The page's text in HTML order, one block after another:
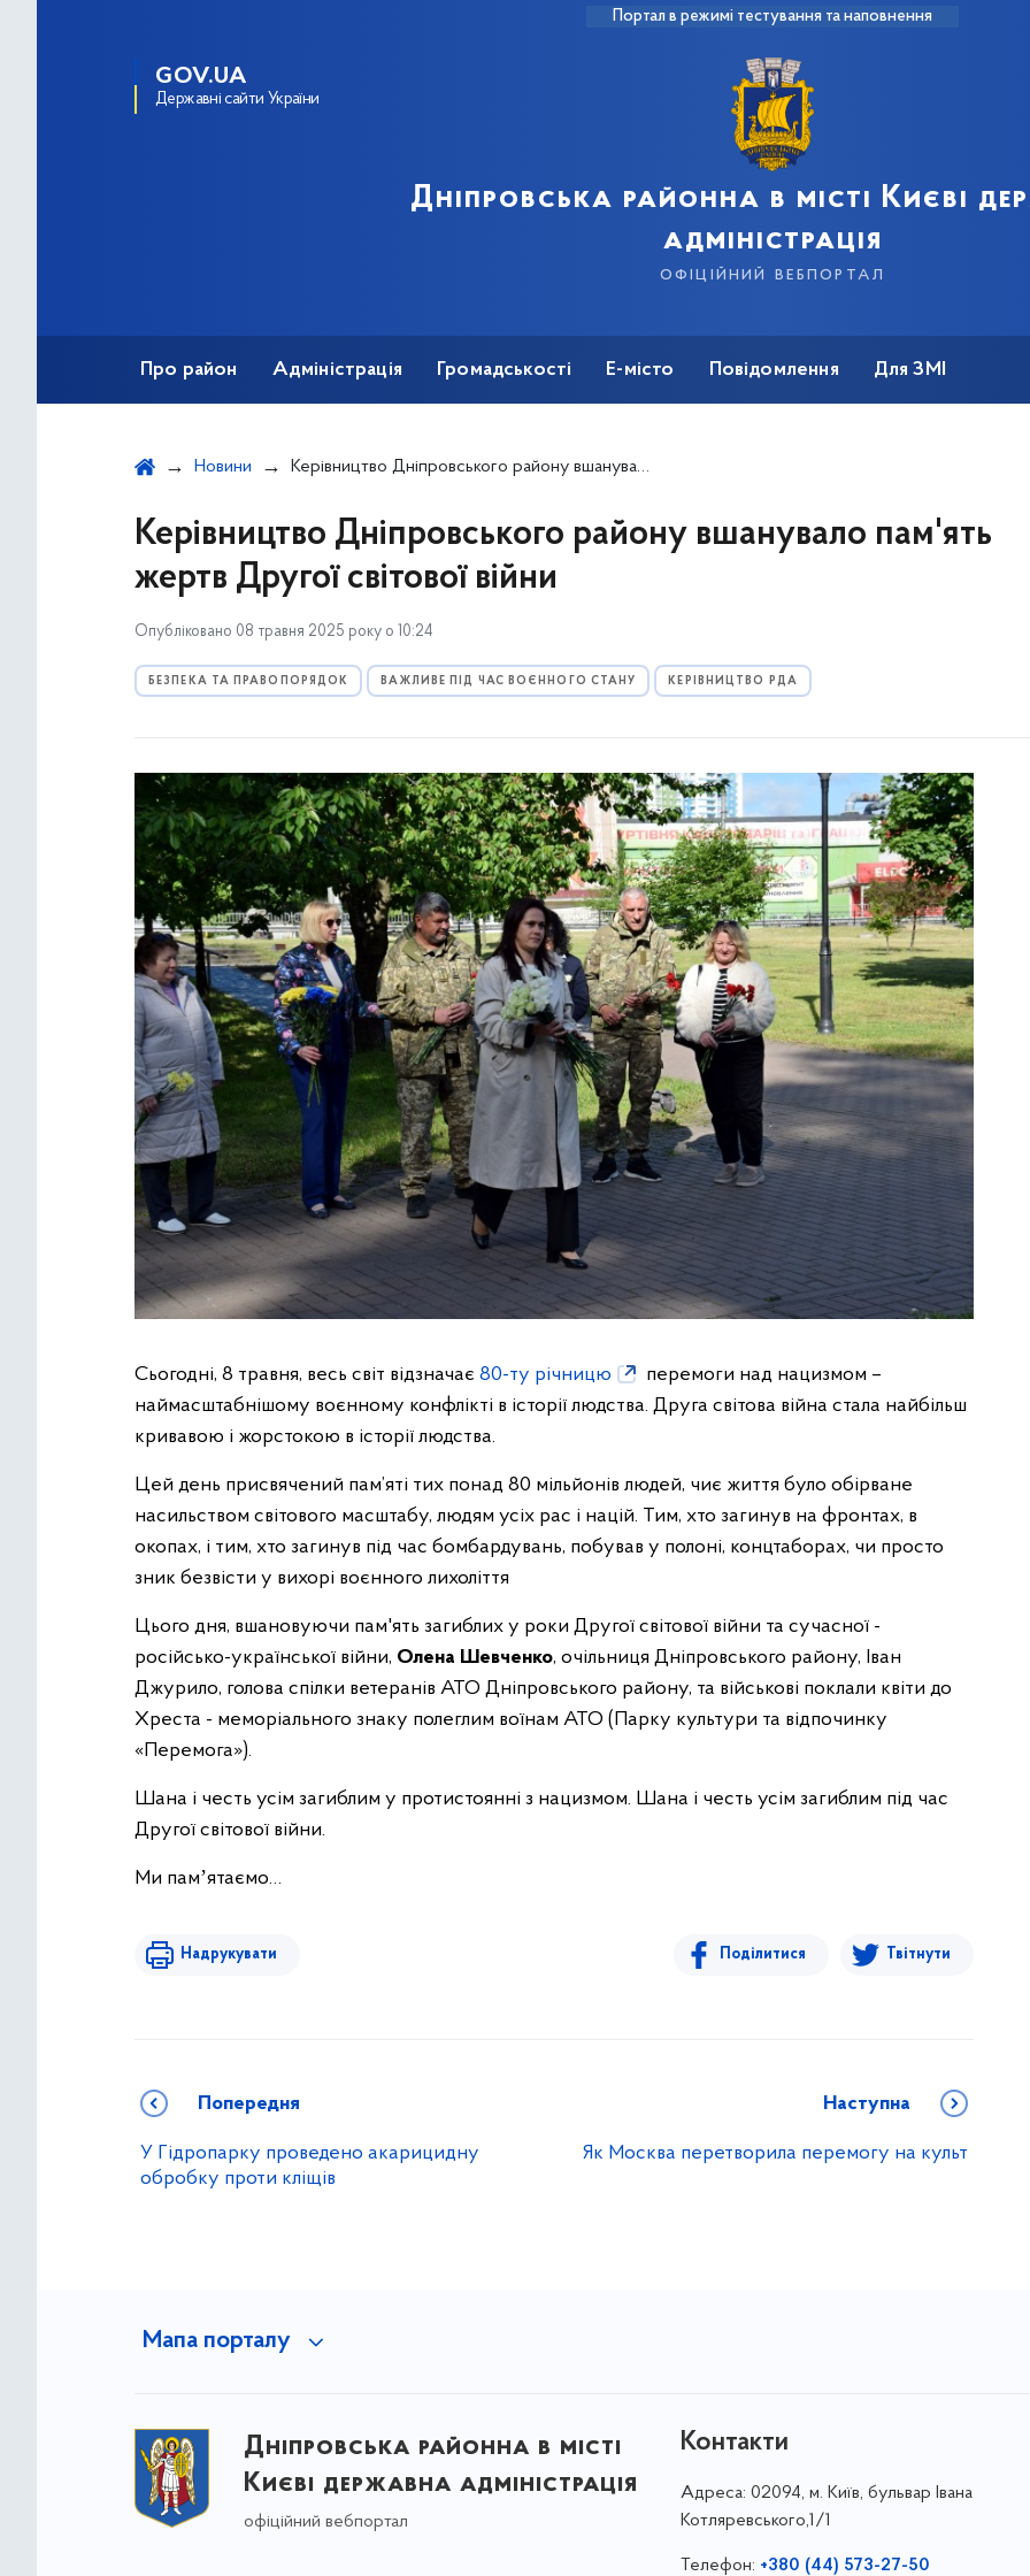
Портал в режимі тестування та наповнення
GOV.UA
Державні сайти України
Дніпровська районна в місті Києві
адміністрація
офіційний вебпортал
Про район Адміністрація Громадськості Е-місто Повідомлення Для ЗМІ
Новини Керівництво Дніпровського району вшанувало пам'ять жертв Другої світової війни
Керівництво Дніпровського району вшанувало пам'ять
жертв Другої світової війни
Опубліковано 08 травня 2025 року о 10:24
БЕЗПЕКА ТА ПРАВОПОРЯДОК ВАЖЛИВЕ ПІД ЧАС ВОЄННОГО СТАНУ КЕРІВНИЦТВО РДА
Сьогодні, 8 травня, весь світ відзначає 80-ту річницю
перемоги над нацизмом –
наймасштабнішому воєнному конфлікті в історії людства. Друга світова війна стала найбільш
кривавою і жорстокою в історії людства.
Цей день присвячений пам’яті тих понад 80 мільйонів людей, чиє життя було обірване
насильством світового масштабу, людям усіх рас і націй. Тим, хто загинув на фронтах, в
окопах, і тим, хто загинув під час бомбардувань, побував у полоні, концтаборах, чи просто
зник безвісти у вихорі воєнного лихоліття
Цього дня, вшановуючи пам'ять загиблих у роки Другої світової війни та сучасної -
російсько-української війни, Олена Шевченко, очільниця Дніпровського району, Іван
Джурило, голова спілки ветеранів АТО Дніпровського району, та військові поклали квіти до
Хреста - меморіального знаку полеглим воїнам АТО (Парку культури та відпочинку
«Перемога»).
Шана і честь усім загиблим у протистоянні з нацизмом. Шана і честь усім загиблим під час
Другої світової війни.
Ми памʼятаємо…
Надрукувати Поділитися Твітнути
Попередня
У Гідропарку проведено акарицидну
обробку проти кліщів
Наступна
Як Москва перетворила перемогу на культ
Мапа порталу
Дніпровська районна в місті
Києві державна адміністрація
офіційний вебпортал
Контакти
Адреса: 02094, м. Київ, бульвар Івана
Котляревського,1/1
Телефон: +380 (44) 573-27-50